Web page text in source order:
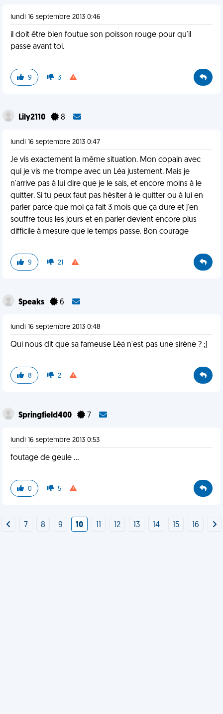
lundi 16 septembre 2013 0:46
il doit être bien foutue son poisson rouge pour qu'il
passe avant toi.
9 3
Lily2110 8
lundi 16 septembre 2013 0:47
Je vis exactement la même situation. Mon copain avec
qui je vis me trompe avec un Léa justement. Mais je
n'arrive pas à lui dire que je le sais, et encore moins à le
quitter. Si tu peux faut pas hésiter à le quitter ou à lui en
parler parce que moi ça fait 3 mois que ça dure et j'en
souffre tous les jours et en parler devient encore plus
difficile à mesure que le temps passe. Bon courage
9 21
Speaks 6
lundi 16 septembre 2013 0:48
Qui nous dit que sa fameuse Léa n'est pas une sirène ? ;)
8 2
Springfield400 7
lundi 16 septembre 2013 0:53
foutage de geule ...
0 5
7 8 9 10 12 13 14 15 16